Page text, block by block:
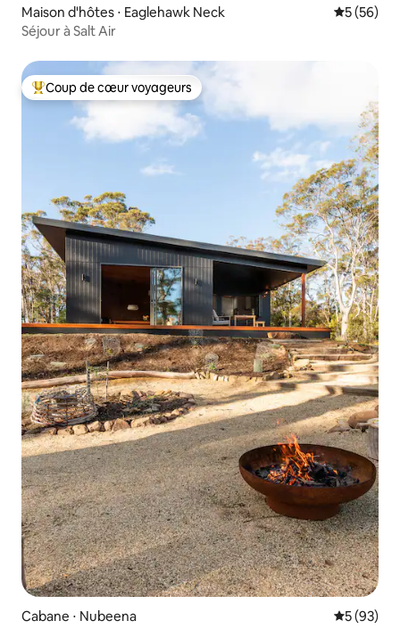
Maison d'hôtes ⋅ Eaglehawk Neck
5 (56)
Séjour à Salt Air
Coups de cœur voyageurs les plus appréciés
Coup de cœur voyageurs
Cabane ⋅ Nubeena
5 (93)